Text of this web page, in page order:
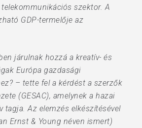
szektor. A
GDP-termelője az
járulnak hozzá a kreatív- és
Európa gazdasági
– tette fel a kérdést a szerzők
(GESAC), amelynek a hazai
tagja. Az elemzés elkészítésével
Ernst & Young néven ismert)